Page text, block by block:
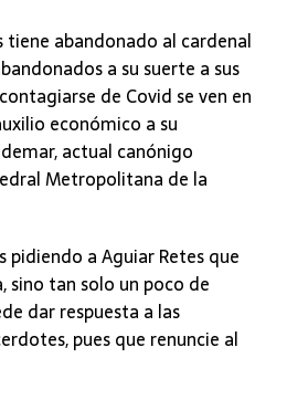
tiene abandonado al cardenal
a su suerte a sus
de Covid se ven en
económico a su
actual canónigo
Metropolitana de la
pidiendo a Aguiar Retes que
sino tan solo un poco de
dar respuesta a las
pues que renuncie al